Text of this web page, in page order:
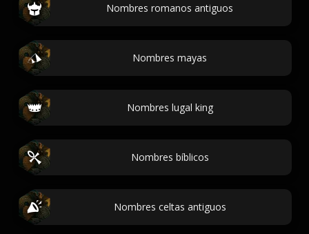
Nombres romanos antiguos
Nombres mayas
Nombres lugal king
Nombres bíblicos
Nombres celtas antiguos